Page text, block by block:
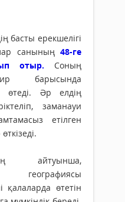
басты ерекшелігі
санының 48-ге
отыр. Соның
барысында
өтеді. Әр елдің
заманауи
етілген
айтуынша,
қалаларда өтетін